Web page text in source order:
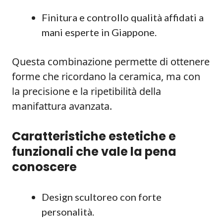
Finitura e controllo qualità affidati a
mani esperte in Giappone.
Questa combinazione permette di ottenere
forme che ricordano la ceramica, ma con
la precisione e la ripetibilità della
manifattura avanzata.
Caratteristiche estetiche e
funzionali che vale la pena
conoscere
Design scultoreo con forte
personalità.